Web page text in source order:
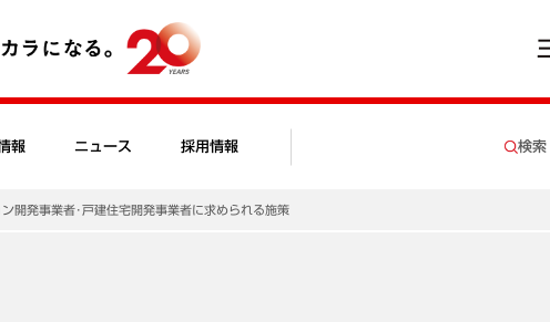
報 ニュース 採用情報 検索
開発事業者･戸建住宅開発事業者に求められる施策